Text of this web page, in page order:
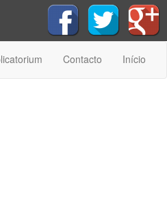
Contacto Início